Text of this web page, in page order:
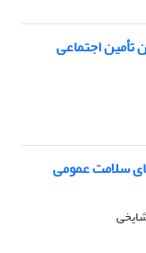
اجتماعی
سلامت عمومی